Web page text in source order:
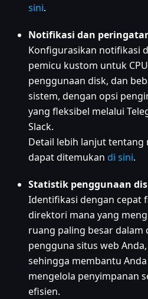
sini.
Notifikasi dan
Konfigurasikan notifikasi
pemicu kustom untuk
penggunaan disk, dan
sistem, dengan opsi
yang fleksibel melalui
Slack.
Detail lebih lanjut tentang
dapat ditemukan di sini.
Statistik penggunaan
Identifikasi dengan cepat
direktori mana yang
ruang paling besar dalam
pengguna situs web Anda,
sehingga membantu Anda
mengelola penyimpanan
efisien.